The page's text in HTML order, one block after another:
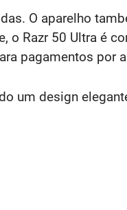
O aparelho
o Razr 50 Ultra é
pagamentos por
um design